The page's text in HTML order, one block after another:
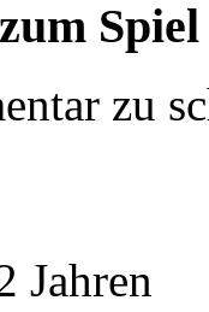
Spiel
zu
Jahren